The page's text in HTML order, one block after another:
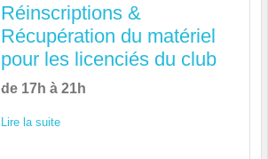
Réinscriptions &
Récupération du matériel
pour les licenciés du club
de 17h à 21h
Lire la suite